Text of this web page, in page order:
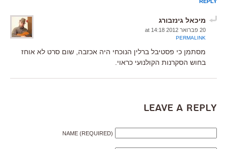
מיכאל גינזבורג
20 פברואר 2012 at 14:18
PERMALINK
מסתמן כי פסטיבל ברלין הנוכחי היה אכזבה, שום סרט לא אוחז
בחוש הסקרנות הקולנועי כראוי.
Leave a Reply
NAME (REQUIRED)